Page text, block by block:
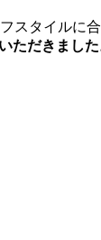
スタイルに
ただきました